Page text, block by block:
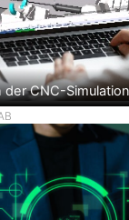
der CNC-Simulation